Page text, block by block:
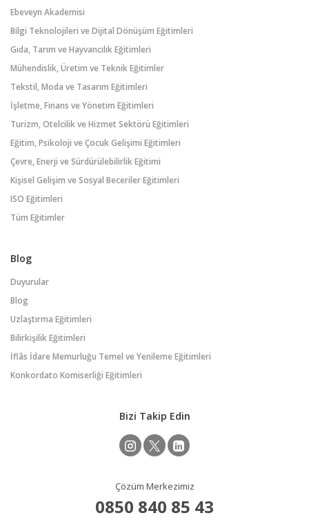
Ebeveyn Akademisi
Bilgi Teknolojileri ve Dijital Dönüşüm Eğitimleri
Gıda, Tarım ve Hayvancılık Eğitimleri
Mühendislik, Üretim ve Teknik Eğitimler
Tekstil, Moda ve Tasarım Eğitimleri
İşletme, Finans ve Yönetim Eğitimleri
Turizm, Otelcilik ve Hizmet Sektörü Eğitimleri
Eğitim, Psikoloji ve Çocuk Gelişimi Eğitimleri
Çevre, Enerji ve Sürdürülebilirlik Eğitimi
Kişisel Gelişim ve Sosyal Beceriler Eğitimleri
ISO Eğitimleri
Tüm Eğitimler
Blog
Duyurular
Blog
Uzlaştırma Eğitimleri
Bilirkişilik Eğitimleri
İflâs İdare Memurluğu Temel ve Yenileme Eğitimleri
Konkordato Komiserliği Eğitimleri
Bizi Takip Edin
Çözüm Merkezimiz
0850 840 85 43